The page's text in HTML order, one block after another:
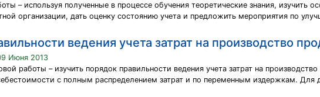
– используя полученные в процессе обучения теоретические знания, изучить
организации, дать оценку состоянию учета и предложить мероприятия по
ведения учета затрат на производство
Июня 2013
работы – изучить порядок правильности ведения учета затрат на
с полным распределением затрат и по переменным издержкам.